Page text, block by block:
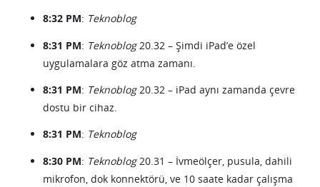
8:32 PM: Teknoblog
8:31 PM: Teknoblog20.32 – Şimdi iPad’e özel
uygulamalara göz atma zamanı.
8:31 PM: Teknoblog20.32 – iPad aynı zamanda çevre
dostu bir cihaz.
8:31 PM: Teknoblog
8:30 PM: Teknoblog20.31 – İvmeölçer, pusula, dahili
mikrofon, dok konnektörü, ve 10 saate kadar çalışma